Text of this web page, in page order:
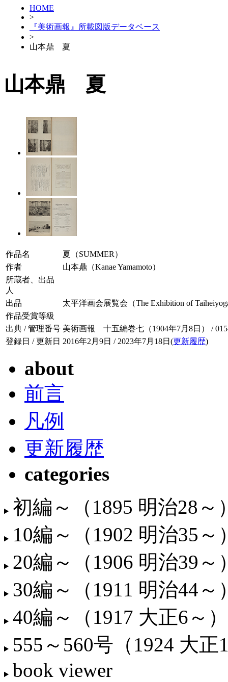
HOME
>
『美術画報』所載図版データベース
>
山本鼎 夏
山本鼎 夏
作品名
夏（SUMMER）
作者
山本鼎（Kanae Yamamoto）
所蔵者、出品
人
出品
太平洋画会展覧会（The Exhibition of
作品受賞等級
出典 / 管理番号 美術画報 十五編巻七（1904年7月8日） /
登録日 / 更新日 2016年2月9日 / 2023年7月18日(更新履歴)
about
前言
凡例
更新履歴
categories
初編～（1895 明治28～
10編～（1902 明治35～
20編～（1906 明治39～
30編～（1911 明治44～
40編～（1917 大正6～）
555～560号（1924 大正
book viewer